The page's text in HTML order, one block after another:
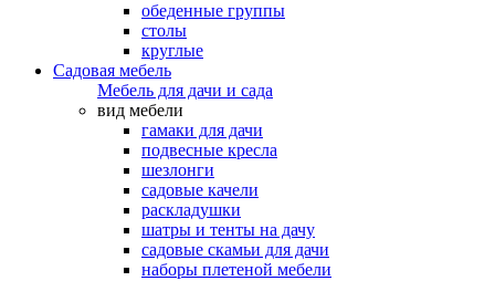
обеденные группы
столы
круглые
Садовая мебель
Мебель для дачи и сада
вид мебели
гамаки для дачи
подвесные кресла
шезлонги
садовые качели
раскладушки
шатры и тенты на дачу
садовые скамьи для дачи
наборы плетеной мебели